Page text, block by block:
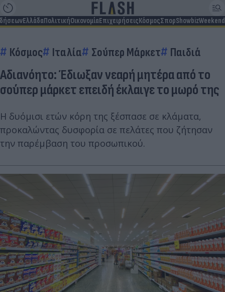
ΕλλάδαΠολιτικήΟικονομίαΕπιχειρήσειςΚόσμοςΣπορShowbizWeekend
Κόσμος Ιταλία Σούπερ Μάρκετ Παιδιά
Αδιανόητο: Έδιωξαν νεαρή μητέρα από το
σούπερ μάρκετ επειδή έκλαιγε το μωρό της
Η δυόμισι ετών κόρη της ξέσπασε σε κλάματα,
προκαλώντας δυσφορία σε πελάτες που ζήτησαν
την παρέμβαση του προσωπικού.